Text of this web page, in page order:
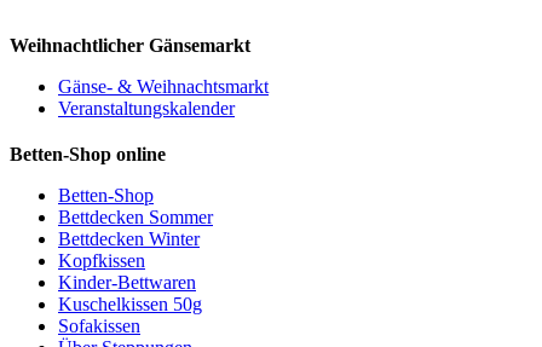
Weihnachtlicher Gänsemarkt
Gänse- & Weihnachtsmarkt
Veranstaltungskalender
Betten-Shop online
Betten-Shop
Bettdecken Sommer
Bettdecken Winter
Kopfkissen
Kinder-Bettwaren
Kuschelkissen 50g
Sofakissen